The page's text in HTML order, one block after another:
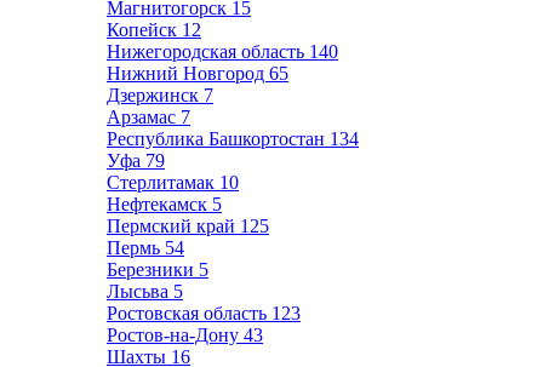
Магнитогорск 15
Копейск 12
Нижегородская область 140
Нижний Новгород 65
Дзержинск 7
Арзамас 7
Республика Башкортостан 134
Уфа 79
Стерлитамак 10
Нефтекамск 5
Пермский край 125
Пермь 54
Березники 5
Лысьва 5
Ростовская область 123
Ростов-на-Дону 43
Шахты 16